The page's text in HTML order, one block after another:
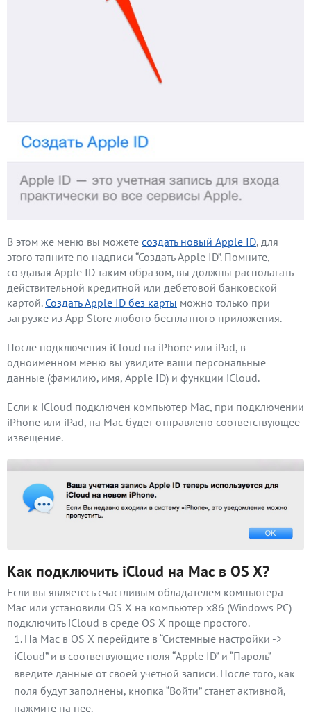
В этом же меню вы можете создать новый Apple ID, для
этого тапните по надписи “Создать Apple ID”. Помните,
создавая Apple ID таким образом, вы должны располагать
действительной кредитной или дебетовой банковской
картой. Создать Apple ID без карты можно только при
загрузке из App Store любого бесплатного приложения.
После подключения iCloud на iPhone или iPad, в
одноименном меню вы увидите ваши персональные
данные (фамилию, имя, Apple ID) и функции iCloud.
Если к iCloud подключен компьютер Mac, при подключении
iPhone или iPad, на Mac будет отправлено соответствующее
извещение.
Как подключить iCloud на Mac в OS X?
Если вы являетесь счастливым обладателем компьютера
Mac или установили OS X на компьютер x86 (Windows PC)
подключить iCloud в среде OS X проще простого.
На Mac в OS X перейдите в “Системные настройки ->
iCloud” и в соответвующие поля “Apple ID” и “Пароль”
введите данные от своей учетной записи. После того, как
поля будут заполнены, кнопка “Войти” станет активной,
нажмите на нее.